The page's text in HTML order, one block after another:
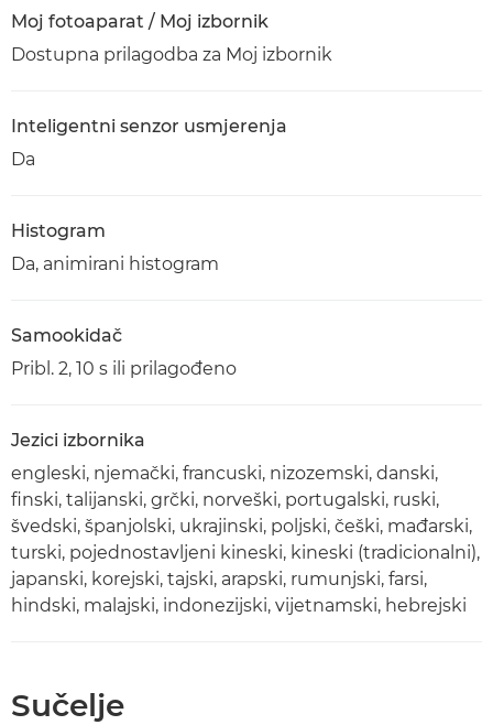
Moj fotoaparat / Moj izbornik
Dostupna prilagodba za Moj izbornik
Inteligentni senzor usmjerenja
Da
Histogram
Da, animirani histogram
Samookidač
Pribl. 2, 10 s ili prilagođeno
Jezici izbornika
engleski, njemački, francuski, nizozemski, danski,
finski, talijanski, grčki, norveški, portugalski, ruski,
švedski, španjolski, ukrajinski, poljski, češki, mađarski,
turski, pojednostavljeni kineski, kineski (tradicionalni),
japanski, korejski, tajski, arapski, rumunjski, farsi,
hindski, malajski, indonezijski, vijetnamski, hebrejski
Sučelje